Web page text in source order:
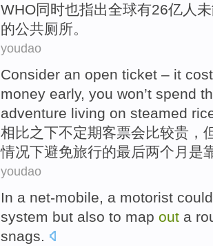
WHO同时也指出全球有26亿人
的公共厕所。
youdao
Consider an open ticket – it
money early, you won’t spend
adventure living on steamed
相比之下不定期客票会比较贵 ，
情况下避免旅行的最后两个 月是
youdao
In a net-mobile , a motorist could
system but also to map out a
snags